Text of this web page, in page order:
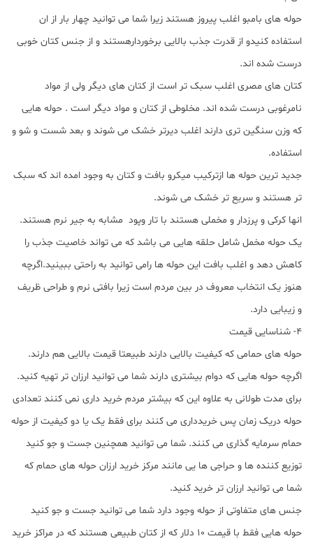
حوله های بامبو اغلب پیروز هستند زیرا شما می توانید چهار بار از ان
استفاده کنیدو از قدرت جذب بالایی برخوردارهستند و از جنس کتان خوبی
درست شده اند.
کتان های مصری اغلب سبک تر است از کتان های دیگر ولی از مواد
نامرغوبی درست شده اند. مخلوطی از کتان و مواد دیگر است . حوله هایی
که وزن سنگین تری دارند اغلب دیرتر خشک می شوند و بعد شست و شو و
استفاده.
جدید ترین حوله ها ازترکیب میکرو بافت و کتان به وجود امده اند که سبک
تر هستند و سریع تر خشک می شوند.
انها کرکی و پرزدار و مخملی هستند با تار وپود مشابه به جیر نرم هستند.
یک حوله مخمل شامل حلقه هایی می باشد که می تواند خاصیت جذب را
کاهش دهد و اغلب بافت این حوله ها رامی توانید به راحتی ببینید.اگرچه
هنوز یک انتخاب معروف در بین مردم است زیرا بافتی نرم و طراحی ظریف
و زیبایی دارد.
4- شناسایی قیمت
حوله های حمامی که کیفیت بالایی دارند طبیعتا قیمت بالایی هم دارند.
اگرچه حوله هایی که دوام بیشتری دارند شما می توانید ارزان تر تهیه کنید.
برای مدت طولانی به علاوه این که بیشتر مردم خرید داری نمی کنند تعدادی
حوله دریک زمان پس خریدداری می کنند برای فقط یک یا دو کیفیت از حوله
حمام سرمایه گذاری می کنند. شما می توانید همچنین جست و جو کنید
توزیع کننده ها و حراجی ها یی مانند مرکز خرید ارزان حوله های حمام که
شما می توانید ارزان تر خرید کنید.
جنس های متفاوتی از حوله وجود دارد شما می توانید جست و جو کنید
حوله هایی فقط با قیمت 10 دلار که از کتان طبیعی هستند که در مراکز خرید